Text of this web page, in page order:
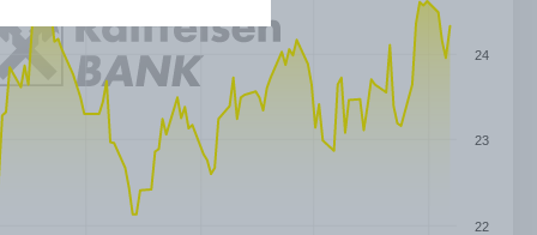
22
23
24